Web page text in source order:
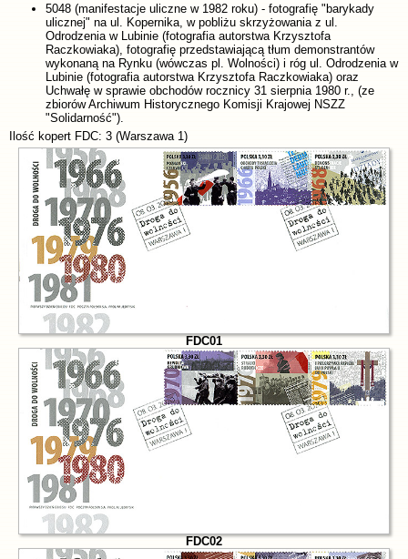
5048 (manifestacje uliczne w 1982 roku) - fotografię "barykady
ulicznej" na ul. Kopernika, w pobliżu skrzyżowania z ul.
Odrodzenia w Lubinie (fotografia autorstwa Krzysztofa
Raczkowiaka), fotografię przedstawiającą tłum demonstrantów
wykonaną na Rynku (wówczas pl. Wolności) i róg ul. Odrodzenia w
Lubinie (fotografia autorstwa Krzysztofa Raczkowiaka) oraz
Uchwałę w sprawie obchodów rocznicy 31 sierpnia 1980 r., (ze
zbiorów Archiwum Historycznego Komisji Krajowej NSZZ
"Solidarność").
Ilość kopert FDC: 3 (Warszawa 1)
FDC01
FDC02